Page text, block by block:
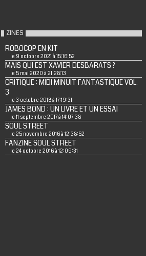
ZINES
ROBOCOP EN KIT
le 9 octobre 2021 à 15:16:52
MAIS QUI EST XAVIER DESBARATS ?
le 5 mai 2020 à 21:28:13
CRITIQUE : MIDI MINUIT FANTASTIQUE VOL.
3
le 3 octobre 2018 à 17:19:31
JAMES BOND : UN LIVRE ET UN ESSAI
le 11 septembre 2017 à 14:07:38
SOUL STREET
le 25 novembre 2016 à 12:38:52
FANZINE SOUL STREET
le 24 octobre 2016 à 12:09:31